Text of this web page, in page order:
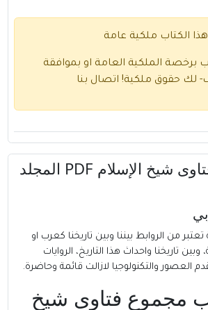
هذا الكتاب ملكية عامة
برخصة الملكية العامة او بموافقة
لك حقوق ملكية! اتصال بنا
كتاب مجموع فتاوى شيخ الإسلام PDF المجلد
تعتبر من الروابط بيننا وبين تاريخنا كعرب او
وبين تاريخنا واحداث هذا التاريخ، الروايات
العصور والتكنولوجيا لازالت قائمة وحاضرة.
مجموع فتاوى شيخ